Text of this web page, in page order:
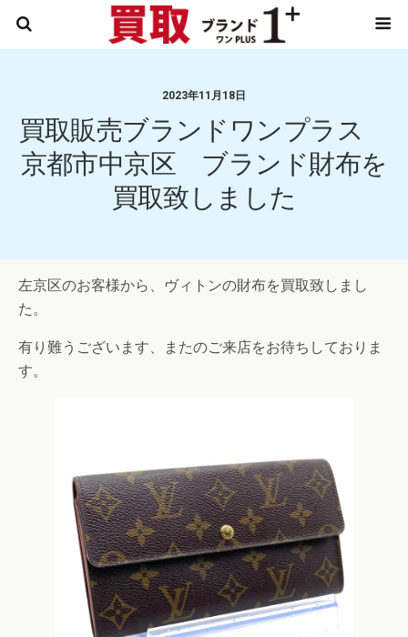
2023年11月18日
買取販売ブランドワンプラス
京都市中京区 ブランド財布を
買取致しました
左京区のお客様から、ヴィトンの財布を買取致しまし
た。
有り難うございます、またのご来店をお待ちしておりま
す。